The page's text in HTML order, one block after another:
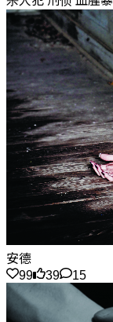
安德
99
39 15